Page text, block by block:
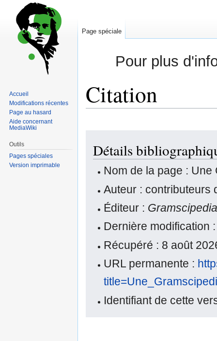
Pour plus
Citation
navigation
recherche
Détails
Nom de la page : Une
Auteur : contributeurs
Éditeur :
Dernière modification
Récupéré : 8 août
URL permanente :
Identifiant de cette
Page spéciale
Accueil
Modifications récentes
Page au hasard
Aide concernant
MediaWiki
Outils
Pages spéciales
Version imprimable